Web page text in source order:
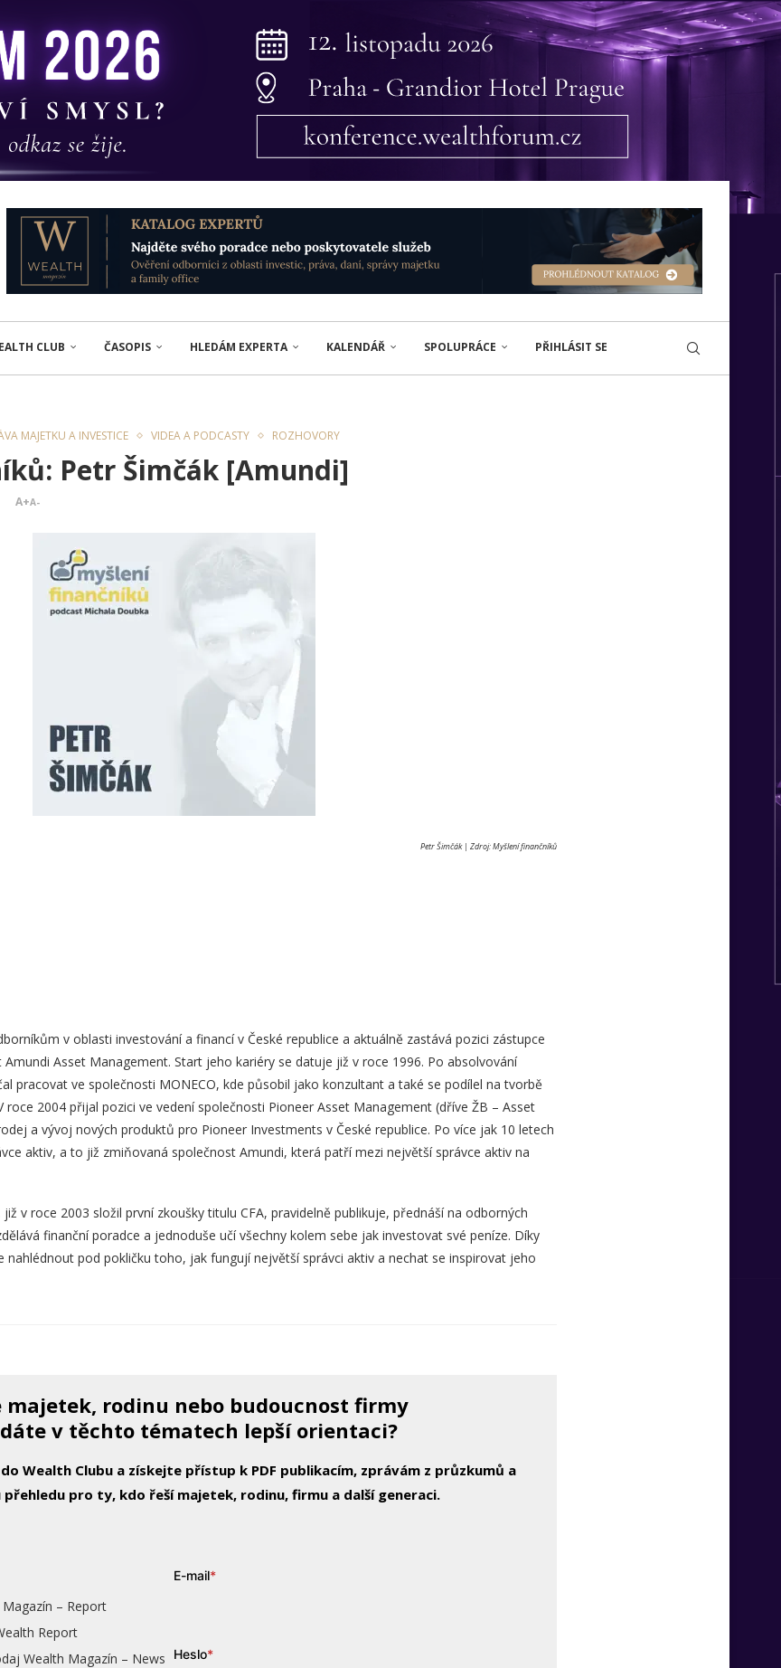
CLUB ČASOPIS HLEDÁM EXPERTA KALENDÁŘ SPOLUPRÁCE PŘIHLÁSIT SE
MAJETKU A INVESTICE VIDEA A PODCASTY ROZHOVORY
Petr Šimčák [Amundi]
A+A-
Petr Šimčák | Zdroj: Myšlení finančníků
v oblasti investování a financí v České republice a aktuálně zastává pozici zástupce
Asset Management. Start jeho kariéry se datuje již v roce 1996. Po absolvování
pracovat ve společnosti MONECO, kde působil jako konzultant a také se podílel na tvorbě
roce 2004 přijal pozici ve vedení společnosti Pioneer Asset Management (dříve ŽB – Asset
a vývoj nových produktů pro Pioneer Investments v České republice. Po více jak 10 letech
aktiv, a to již zmiňovaná společnost Amundi, která patří mezi největší správce aktiv na
v roce 2003 složil první zkoušky titulu CFA, pravidelně publikuje, přednáší na odborných
finanční poradce a jednoduše učí všechny kolem sebe jak investovat své peníze. Díky
pod pokličku toho, jak fungují největší správci aktiv a nechat se inspirovat jeho
majetek, rodinu nebo budoucnost firmy
v těchto tématech lepší orientaci?
Wealth Clubu a získejte přístup k PDF publikacím, zprávám z průzkumů a
přehledu pro ty, kdo řeší majetek, rodinu, firmu a další generaci.
– Report
Report
Wealth Magazín – News
E-mail*
Heslo*